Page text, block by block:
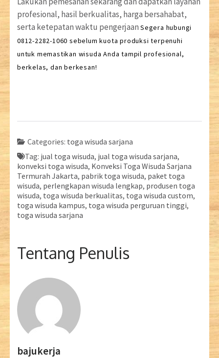
profesional, hasil berkualitas, harga bersahabat,
serta ketepatan waktu pengerjaan Segera hubungi
0812-2282-1060 sebelum kuota produksi terpenuhi
untuk memastikan wisuda Anda tampil profesional,
berkelas, dan berkesan!
Categories: toga wisuda sarjana
Tag: jual toga wisuda, jual toga wisuda sarjana,
konveksi toga wisuda, Konveksi Toga Wisuda Sarjana
Termurah Jakarta, pabrik toga wisuda, paket toga
wisuda, perlengkapan wisuda lengkap, produsen toga
wisuda, toga wisuda berkualitas, toga wisuda custom,
toga wisuda kampus, toga wisuda perguruan tinggi,
toga wisuda sarjana
Tentang Penulis
bajukerja